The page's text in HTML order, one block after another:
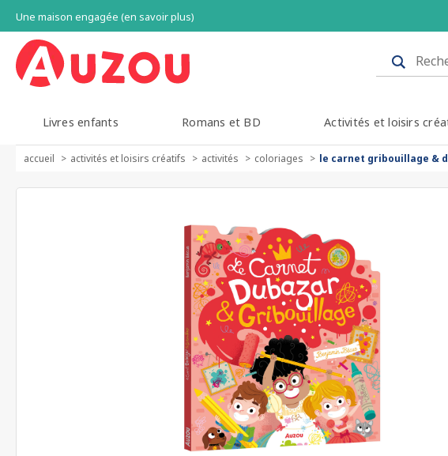
Une maison engagée (en savoir plus)
Livres enfants Romans et BD Activités et loisirs
accueil activités et loisirs créatifs activités coloriages le carnet gribouillage &